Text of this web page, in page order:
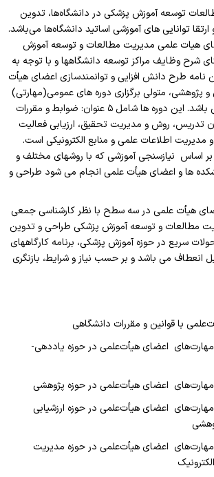
اساتید
توسعه آموزش پزشکی در دانشگاه‌ها، تدوین
توانایی های آموزشی اساتید دانشگا‌ه‌ها می‌باشد.
هیات علمی مدیریت مطالعات و توسعه آموزش
شرح وظایف مراکز توسعه دانشگاهها و با توجه به
نامه طرح دانش افزایی و توانمندسازی اعضای هیأت
پژوهشی، متولی برگزاری دوره های عمومی(مهارتی)
توانمندسازی اساتید می باشد. این دوره ها شامل ۵ عنوان: ضوابط و مقررات
تدریس، روش و مدیریت تحقیق، ارزیابی فعالیت
اطلاعات علمی و منابع الکترونیکی است.
بر اساس نیازسنجی آموزشی که با روشهای مختلف و
ها و اعضای هیأت علمی انجام می شود طراحی و
هیأت علمی در سه سطح با نظر کارشناسی جمعی
مطالعات و توسعه آموزش پزشکی طراحی و تدوین
سریع در حوزه آموزش پزشکی، برنامه کارگاه­های
انعطاف می باشد و بر حسب نیاز و شرایط، بازنگری
با قوانین و مقررات دانشگاهی
اعضای هیأت‌علمی در حوزه یاددهی-
اعضای هیأت‌علمی در حوزه پژوهشی
اعضای هیأت‌علمی در حوزه ارزشیابی
اعضای هیأت‌علمی در حوزه مدیریت